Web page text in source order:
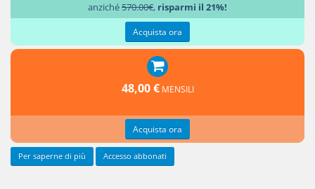
anziché570.00€, risparmi il 21%!
Acquista ora
48,00 € MENSILI
Acquista ora
Per saperne di più Accesso abbonati